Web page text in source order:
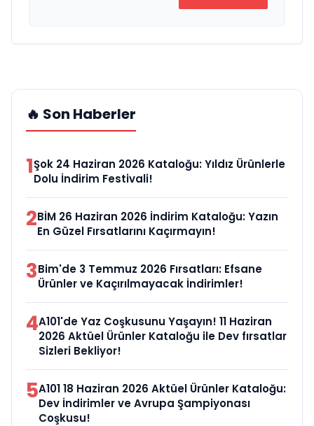
🔥 Son Haberler
1Şok 24 Haziran 2026 Kataloğu: Yıldız Ürünlerle
Dolu İndirim Festivali!
2BİM 26 Haziran 2026 İndirim Kataloğu: Yazın
En Güzel Fırsatlarını Kaçırmayın!
3Bim'de 3 Temmuz 2026 Fırsatları: Efsane
Ürünler ve Kaçırılmayacak İndirimler!
4A101'de Yaz Coşkusunu Yaşayın! 11 Haziran
2026 Aktüel Ürünler Kataloğu ile Dev fırsatlar
Sizleri Bekliyor!
5A101 18 Haziran 2026 Aktüel Ürünler Kataloğu:
Dev İndirimler ve Avrupa Şampiyonası
Coşkusu!